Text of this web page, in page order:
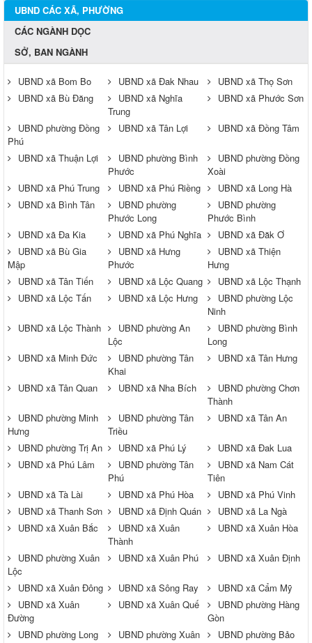
UBND CÁC XÃ, PHƯỜNG
CÁC NGÀNH DỌC
SỞ, BAN NGÀNH
UBND xã Bom Bo UBND xã Đak Nhau
UBND xã Thọ Sơn
UBND xã Bù Đăng
UBND xã Nghĩa
Trung
UBND xã Phước Sơn
UBND phường Đồng
Phú
UBND xã Tân Lợi UBND xã Đồng Tâm
UBND xã Thuận Lợi
UBND phường Bình
Phước
UBND phường Đồng
Xoài
UBND xã Phú Trung
UBND xã Phú Riềng
UBND xã Long Hà
UBND xã Bình Tân
UBND phường
Phước Long
UBND phường
Phước Bình
UBND xã Đa Kia
UBND xã Phú Nghĩa
UBND xã Đăk Ơ
UBND xã Bù Gia
Mập
UBND xã Hưng
Phước
UBND xã Thiện
Hưng
UBND xã Tân Tiến
UBND xã Lộc Quang
UBND xã Lộc Thạnh
UBND xã Lộc Tấn
UBND xã Lộc Hưng
UBND phường Lộc
Ninh
UBND xã Lộc Thành
UBND phường An
Lộc
UBND phường Bình
Long
UBND xã Minh Đức
UBND phường Tân
Khai
UBND xã Tân Hưng
UBND xã Tân Quan UBND xã Nha Bích
UBND phường Chơn
Thành
UBND phường Minh
Hưng
UBND phường Tân
Triều
UBND xã Tân An
UBND phường Trị An UBND xã Phú Lý
UBND xã Đak Lua
UBND xã Phú Lâm
UBND phường Tân
Phú
UBND xã Nam Cát
Tiên
UBND xã Tà Lài
UBND xã Phú Hòa
UBND xã Phú Vinh
UBND xã Thanh Sơn
UBND xã Định Quán
UBND xã La Ngà
UBND xã Xuân Bắc
UBND xã Xuân
Thành
UBND xã Xuân Hòa
UBND phường Xuân
Lộc
UBND xã Xuân Phú UBND xã Xuân Định
UBND xã Xuân Đông UBND xã Sông Ray
UBND xã Cẩm Mỹ
UBND xã Xuân
Đường
UBND xã Xuân Quế
UBND phường Hàng
Gòn
UBND phường Long
UBND phường Xuân
UBND phường Bảo